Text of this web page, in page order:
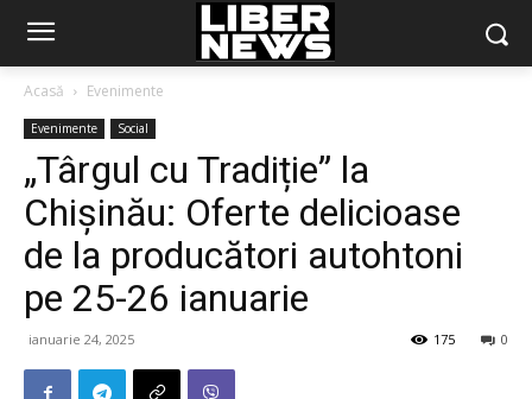
Acasă Evenimente
Evenimente Social
„Târgul cu Tradiție” la
Chișinău: Oferte delicioase
de la producători autohtoni
pe 25-26 ianuarie
ianuarie 24, 2025 0
175